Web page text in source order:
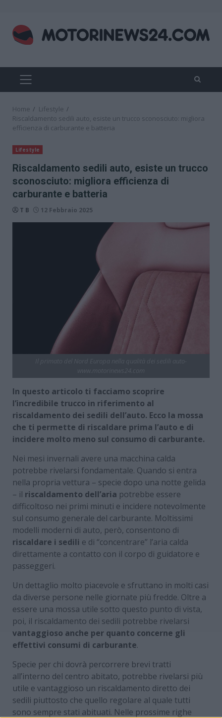
content
PRIMARY
MENU
Home
Lifestyle
Riscaldamento sedili auto, esiste un trucco sconosciuto: migliora
efficienza di carburante e batteria
Lifestyle
Riscaldamento sedili auto, esiste un trucco
sconosciuto: migliora efficienza di
carburante e batteria
T B 12 Febbraio 2025
In questo articolo ti facciamo scoprire
l’incredibile trucco in riferimento al
riscaldamento dei sedili dell’auto. Ecco la mossa
che ti permette di riscaldare prima l’auto e di
incidere molto meno sul consumo di carburante.
Nei mesi invernali avere una macchina calda
potrebbe rivelarsi fondamentale. Quando si entra
nella propria vettura – specie dopo una notte gelida
– il riscaldamento dell’aria potrebbe essere
difficoltoso nei primi minuti e incidere notevolmente
sul consumo generale del carburante. Moltissimi
modelli moderni di auto, però, consentono di
riscaldare i sedili e di “concentrare” l’aria calda
direttamente a contatto con il corpo di guidatore e
passeggeri.
Un dettaglio molto piacevole e sfruttano in molti casi
da diverse persone nelle giornate più fredde. Oltre a
essere una mossa utile sotto questo punto di vista,
poi, il riscaldamento dei sedili potrebbe rivelarsi
vantaggioso anche per quanto concerne gli
effettivi consumi di carburante.
Specie per chi dovrà percorrere brevi tratti
all’interno del centro abitato, potrebbe rivelarsi più
utile e vantaggioso un riscaldamento diretto dei
sedili piuttosto che quello regolare al quale tutti
sono sempre stati abituati. Nelle prossime righe